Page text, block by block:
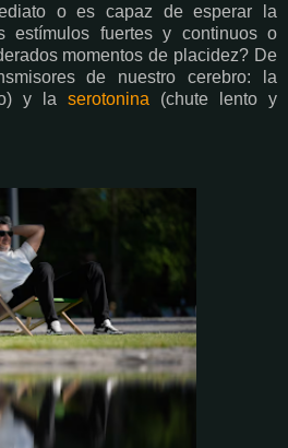
o es capaz de esperar la
estímulos fuertes y continuos o
momentos de placidez? De
de nuestro cerebro: la
y la serotonina (chute lento y